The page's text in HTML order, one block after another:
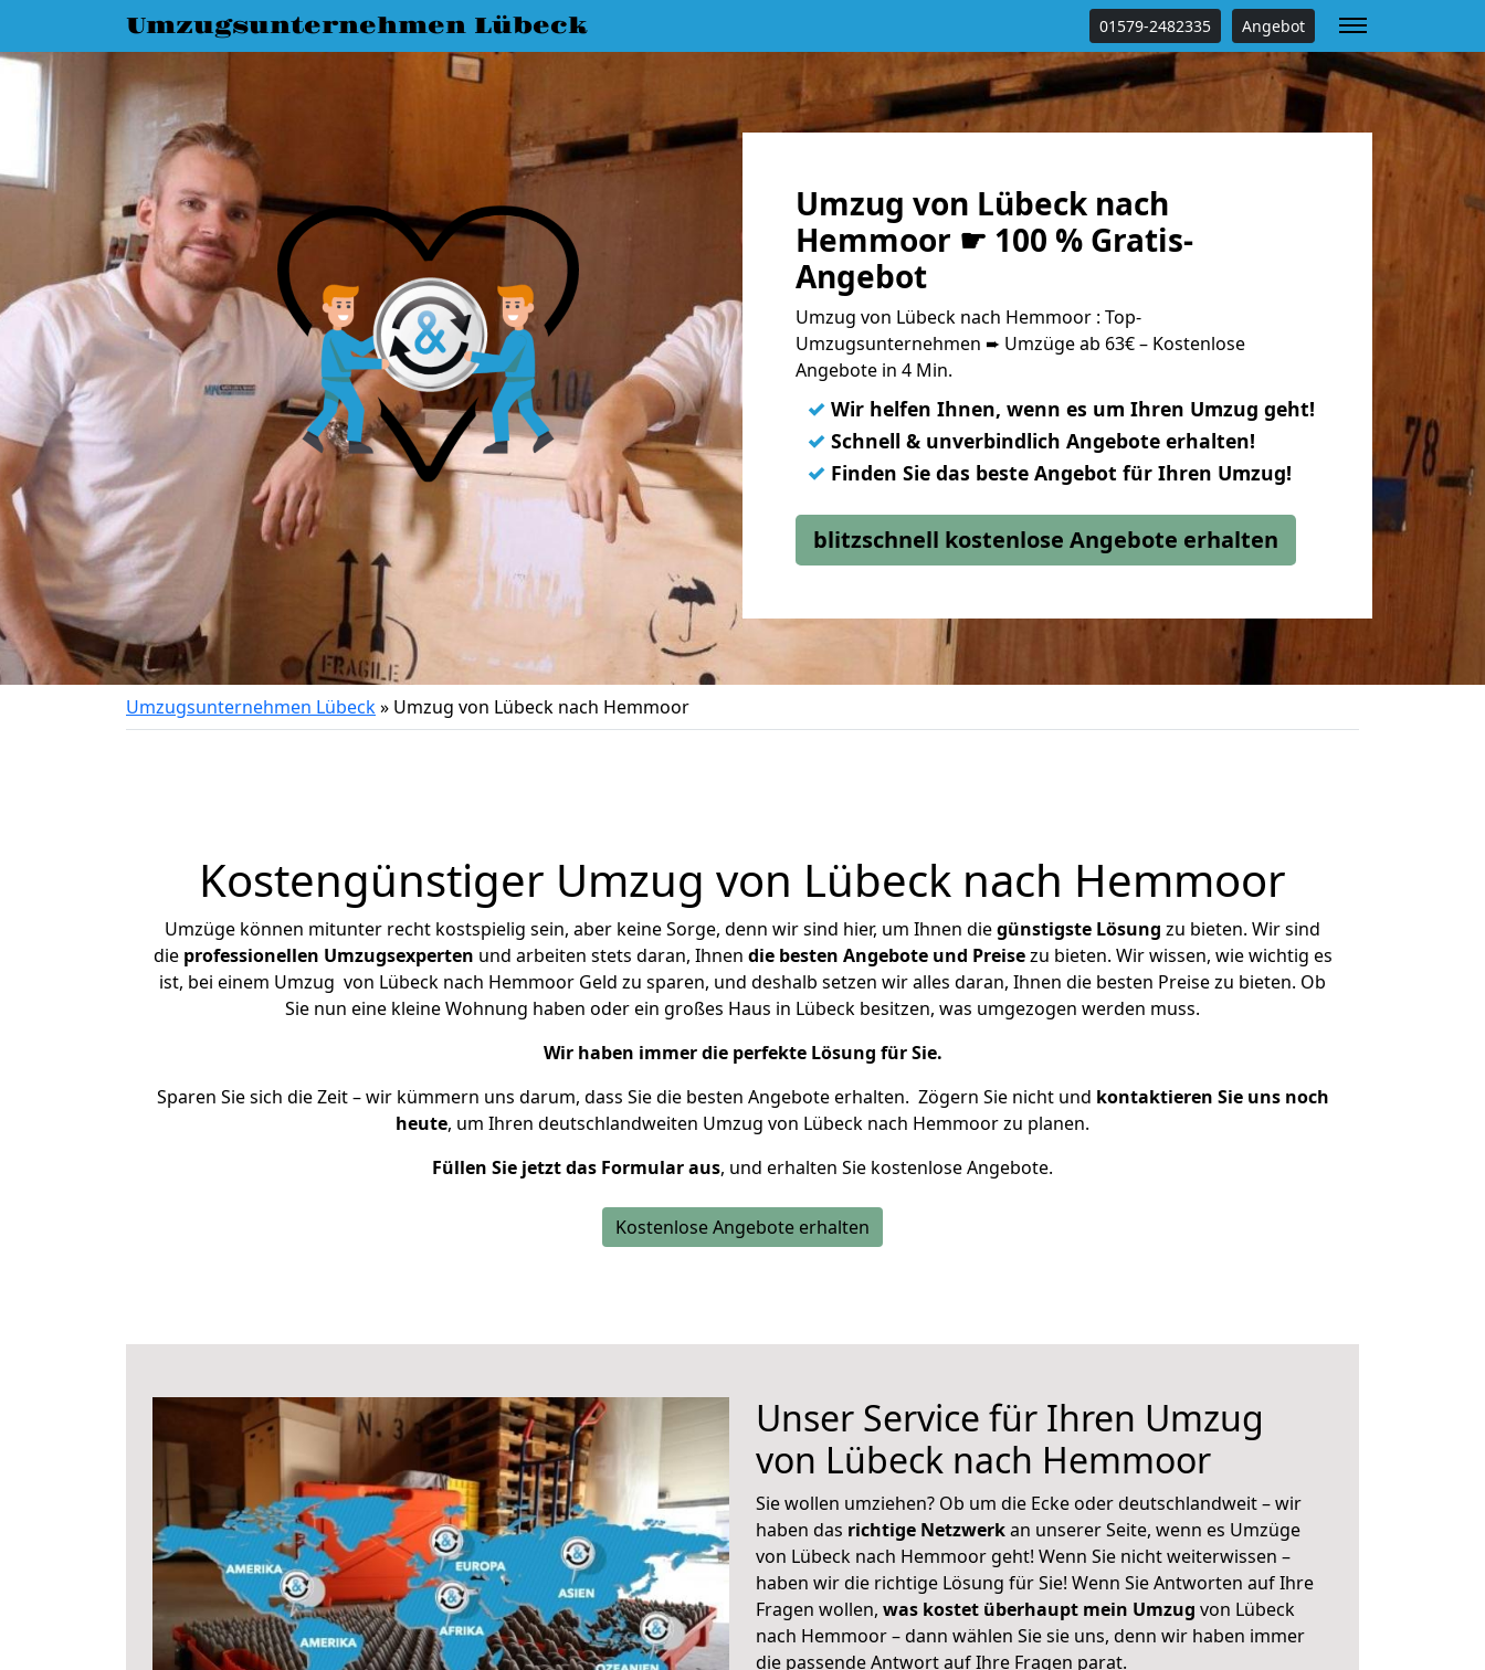
Umzugsunternehmen Lübeck 01579-2482335 Angebot
Umzug von Lübeck nach
Hemmoor ☛ 100 % Gratis-
Angebot
Umzug von Lübeck nach Hemmoor : Top-
Umzugsunternehmen ➨ Umzüge ab 63€ – Kostenlose
Angebote in 4 Min.
✓ Wir helfen Ihnen, wenn es um Ihren Umzug geht!
✓ Schnell & unverbindlich Angebote erhalten!
✓ Finden Sie das beste Angebot für Ihren Umzug!
blitzschnell kostenlose Angebote erhalten
Umzugsunternehmen Lübeck» Umzug von Lübeck nach Hemmoor
Kostengünstiger Umzug von Lübeck nach Hemmoor
Umzüge können mitunter recht kostspielig sein, aber keine Sorge, denn wir sind hier, um Ihnen diegünstigste Lösung zu bieten. Wir sind
die professionellen Umzugsexperten und arbeiten stets daran, Ihnen die besten Angebote und Preisezu bieten. Wir wissen, wie wichtig es
ist, bei einem Umzug von Lübeck nach Hemmoor Geld zu sparen, und deshalb setzen wir alles daran, Ihnen die besten Preise zu bieten. Ob
Sie nun eine kleine Wohnung haben oder ein großes Haus in Lübeck besitzen, was umgezogen werden muss.
Wir haben immer die perfekte Lösung für Sie.
Sparen Sie sich die Zeit – wir kümmern uns darum, dass Sie die besten Angebote erhalten. Zögern Sie nicht und kontaktieren Sie uns noch
heute, um Ihren deutschlandweiten Umzug von Lübeck nach Hemmoor zu planen.
Füllen Sie jetzt das Formular aus, und erhalten Sie kostenlose Angebote.
Kostenlose Angebote erhalten
Unser Service für Ihren Umzug
von Lübeck nach Hemmoor
Sie wollen umziehen? Ob um die Ecke oder deutschlandweit – wir
haben das richtige Netzwerkan unserer Seite, wenn es Umzüge
von Lübeck nach Hemmoor geht! Wenn Sie nicht weiterwissen –
haben wir die richtige Lösung für Sie! Wenn Sie Antworten auf Ihre
Fragen wollen, was kostet überhaupt mein Umzug von Lübeck
nach Hemmoor – dann wählen Sie sie uns, denn wir haben immer
die passende Antwort auf Ihre Fragen parat.